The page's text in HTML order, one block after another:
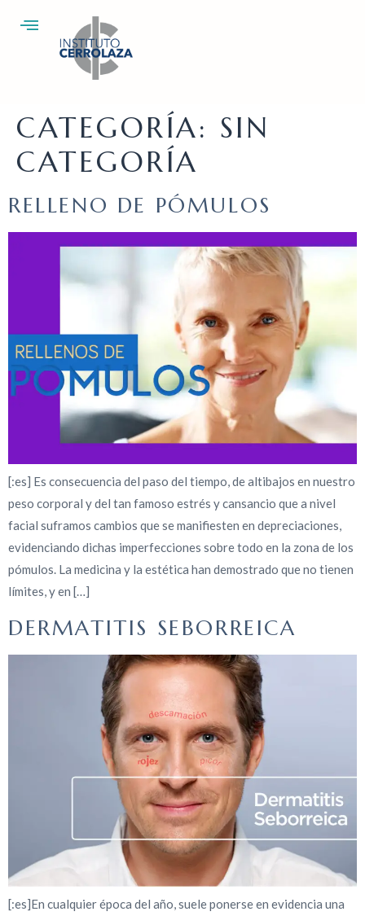
CATEGORÍA: SIN
CATEGORÍA
RELLENO DE PÓMULOS
[:es] Es consecuencia del paso del tiempo, de altibajos en nuestro
peso corporal y del tan famoso estrés y cansancio que a nivel
facial suframos cambios que se manifiesten en depreciaciones,
evidenciando dichas imperfecciones sobre todo en la zona de los
pómulos. La medicina y la estética han demostrado que no tienen
límites, y en […]
DERMATITIS SEBORREICA
[:es]En cualquier época del año, suele ponerse en evidencia una